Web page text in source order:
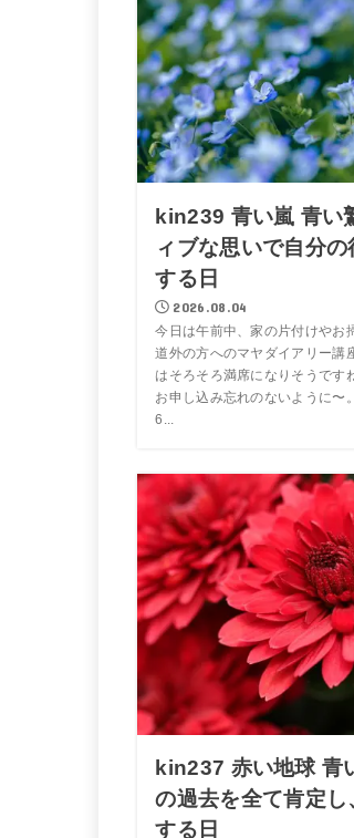
kin239 青い嵐 青い
ィブな思いで自分
する日
2026.08.04
今日は午前中、家の片付けやお
道外の方へのマヤダイアリー講
はそろそろ満席になりそうです
お申し込み忘れのないように〜
6...
kin237 赤い地球 青
の過去を全て肯定
する日